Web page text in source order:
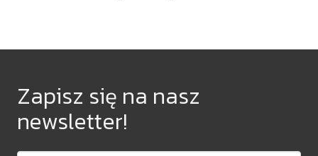
Zapisz się na nasz
newsletter!